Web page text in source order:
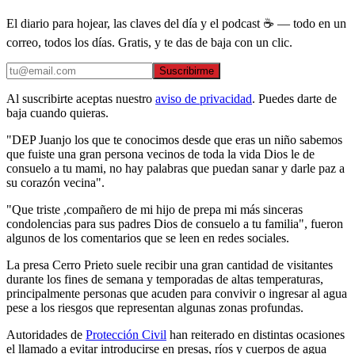
El diario para hojear, las claves del día y el podcast ☕ — todo en un
correo, todos los días. Gratis, y te das de baja con un clic.
Suscribirme
Al suscribirte aceptas nuestro aviso de privacidad. Puedes darte de
baja cuando quieras.
"DEP Juanjo los que te conocimos desde que eras un niño sabemos
que fuiste una gran persona vecinos de toda la vida Dios le de
consuelo a tu mami, no hay palabras que puedan sanar y darle paz a
su corazón vecina".
"Que triste ,compañero de mi hijo de prepa mi más sinceras
condolencias para sus padres Dios de consuelo a tu familia", fueron
algunos de los comentarios que se leen en redes sociales.
La presa Cerro Prieto suele recibir una gran cantidad de visitantes
durante los fines de semana y temporadas de altas temperaturas,
principalmente personas que acuden para convivir o ingresar al agua
pese a los riesgos que representan algunas zonas profundas.
Autoridades de Protección Civil han reiterado en distintas ocasiones
el llamado a evitar introducirse en presas, ríos y cuerpos de agua